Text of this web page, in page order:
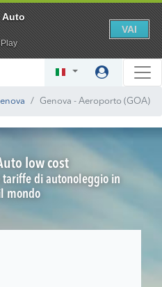
Auto
VAI
Genova - Aeroporto (GOA)
low cost
tariffe di autonoleggio in
mondo